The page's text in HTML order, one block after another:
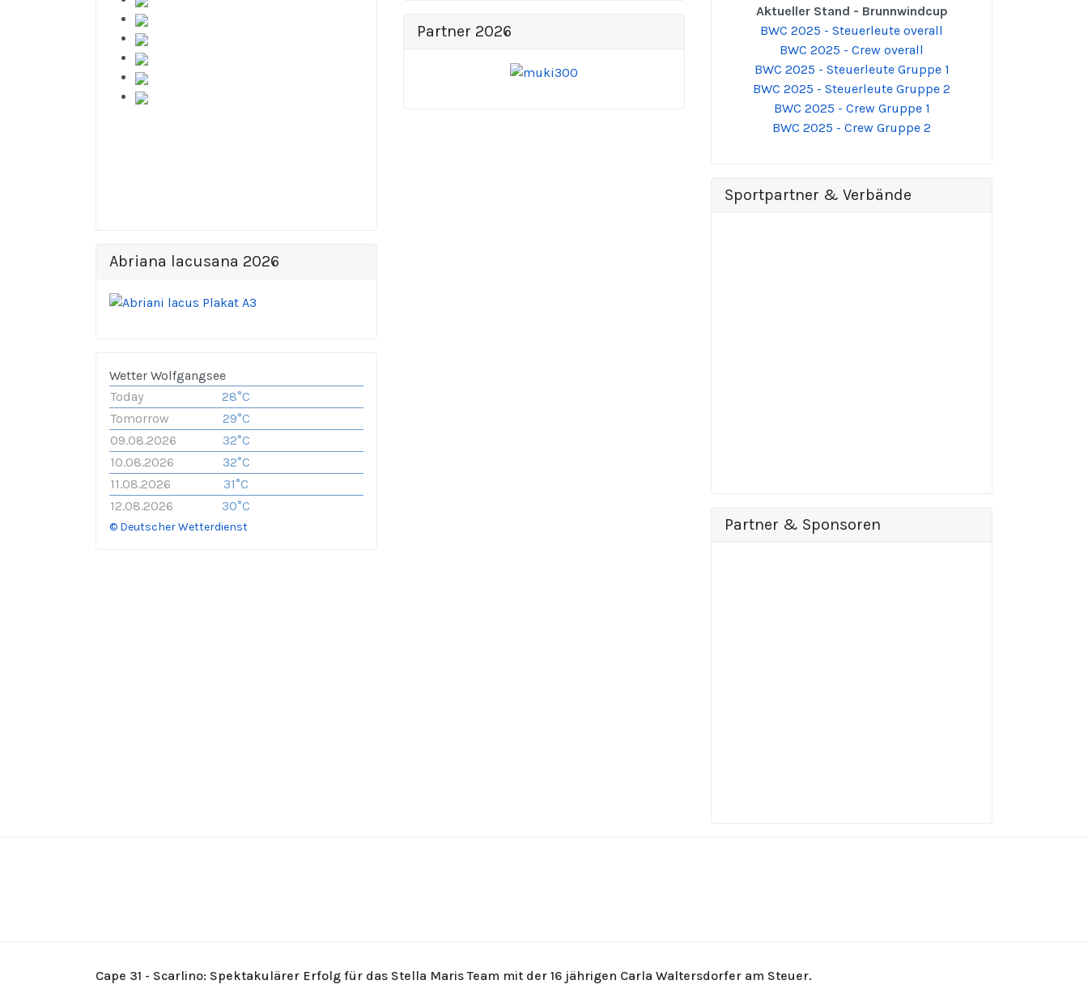
Abriana lacusana 2026
Wetter Wolfgangsee
Today
28°C
Tomorrow
29°C
09.08.2026
32°C
10.08.2026
32°C
11.08.2026
31°C
12.08.2026
30°C
© Deutscher Wetterdienst
Partner 2026
Aktueller Stand - Brunnwindcup
BWC 2025 - Steuerleute overall
BWC 2025 - Crew overall
BWC 2025 - Steuerleute Gruppe 1
BWC 2025 - Steuerleute Gruppe 2
BWC 2025 - Crew Gruppe 1
BWC 2025 - Crew Gruppe 2
Sportpartner & Verbände
Partner & Sponsoren
Cape 31 - Scarlino: Spektakulärer Erfolg für das Stella Maris Team mit der 16 jährigen Carla Waltersdorfer am Steuer.